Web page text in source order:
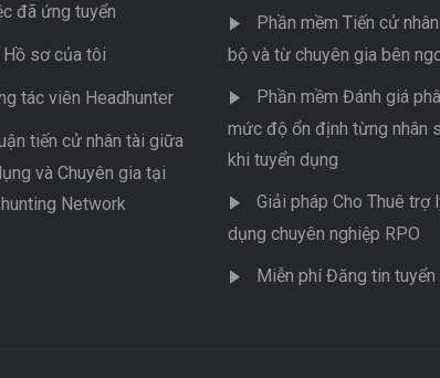
đã ứng tuyển
Hồ sơ của tôi
tác viên Headhunter
tiến cử nhân tài giữa
và Chuyên gia tại
Network
Phần mềm Tiến cử
bộ và từ chuyên gia bên
Phần mềm Đánh giá
mức độ ổn định từng nhân
khi tuyển dụng
Giải pháp Cho Thuê trợ
dụng chuyên nghiệp RPO
Miễn phí Đăng tin tuyển